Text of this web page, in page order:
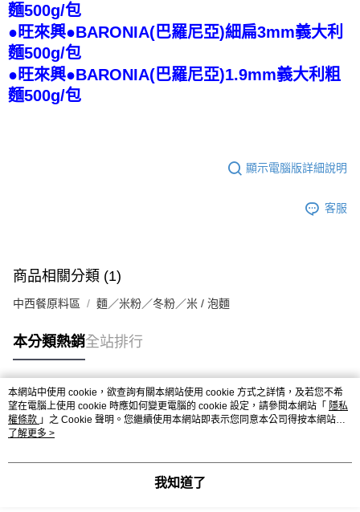
麵500g/包
●旺來興●BARONIA(巴羅尼亞)細扁3mm義大利
麵500g/包
●旺來興●BARONIA(巴羅尼亞)1.9mm義大利粗
麵500g/包
顯示電腦版詳細說明
客服
商品相關分類 (1)
中西餐原料區 麵／米粉／冬粉／米 / 泡麵
本分類熱銷全站排行
熱門標籤
本網站中使用 cookie，欲查詢有關本網站使用 cookie 方式之詳情，及若您不希
望在電腦上使用 cookie 時應如何變更電腦的 cookie 設定，請參閱本網站「 隱私
權條款 」之 Cookie 聲明。您繼續使用本網站即表示您同意本公司得按本網站使
用條款之 Cookie 聲明使用 cookie。
了解更多 >
我知道了